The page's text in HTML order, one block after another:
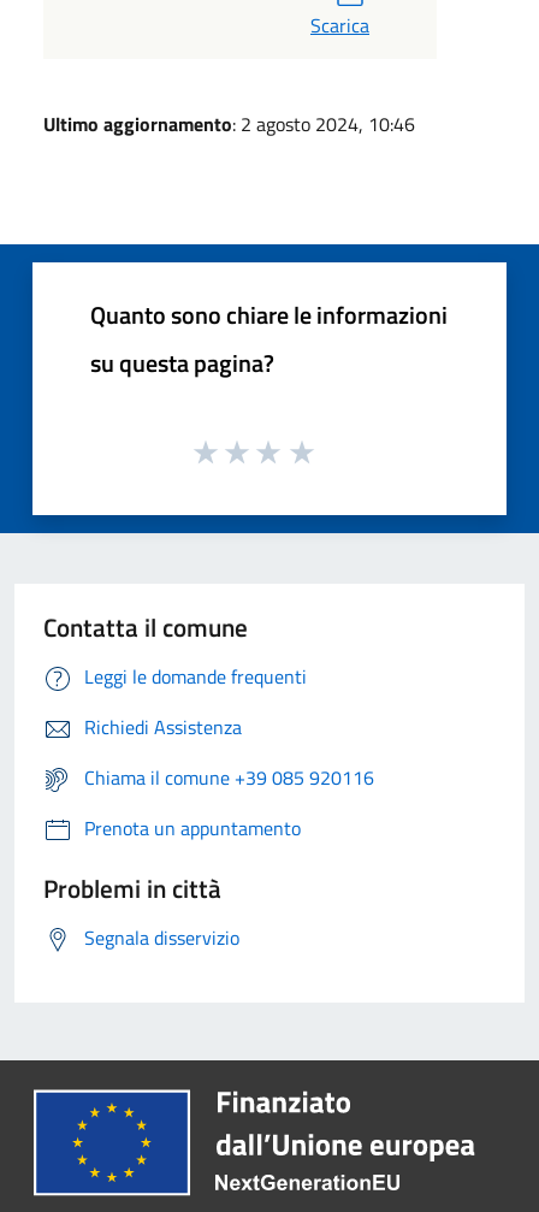
Scarica
Ultimo aggiornamento: 2 agosto 2024, 10:46
Quanto sono chiare le informazioni
su questa pagina?
Contatta il comune
Leggi le domande frequenti
Richiedi Assistenza
Chiama il comune +39 085 920116
Prenota un appuntamento
Problemi in città
Segnala disservizio